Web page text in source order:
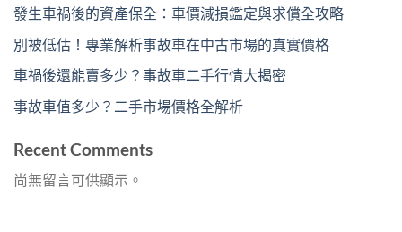
發生車禍後的資產保全：車價減損鑑定與求償全攻略
別被低估！專業解析事故車在中古市場的真實價格
車禍後還能賣多少？事故車二手行情大揭密
事故車值多少？二手市場價格全解析
Recent Comments
尚無留言可供顯示。